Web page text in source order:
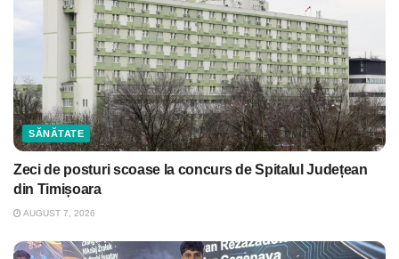
SĂNĂTATE
Zeci de posturi scoase la concurs de Spitalul Județean
din Timișoara
AUGUST 7, 2026